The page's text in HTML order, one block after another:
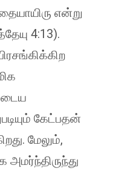
என்று
4:13).
கேட்பதன்
மேலும்,